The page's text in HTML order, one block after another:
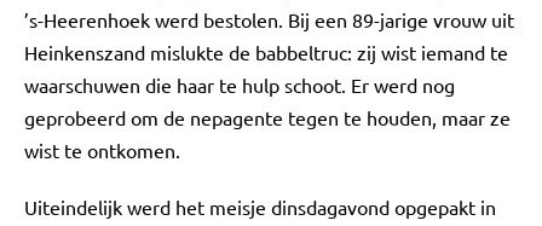
’s-Heerenhoek werd bestolen. Bij een 89-jarige vrouw uit
Heinkenszand mislukte de babbeltruc: zij wist iemand te
waarschuwen die haar te hulp schoot. Er werd nog
geprobeerd om de nepagente tegen te houden, maar ze
wist te ontkomen.
Uiteindelijk werd het meisje dinsdagavond opgepakt in